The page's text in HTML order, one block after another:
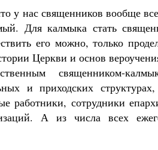
у нас священников вообще
Для калмыка стать
его можно, только
Церкви и основ
священником-
и приходских
работники, сотрудники
А из числа всех